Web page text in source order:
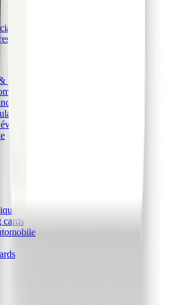
internationaux
Spend OS
et intégrations
de nouvelle génération
et personnalisation
cards